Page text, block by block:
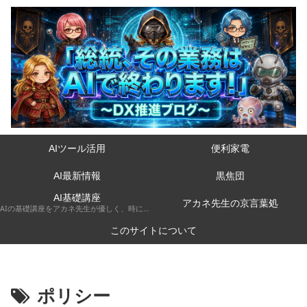
AIツール活用 便利家電
AI最新情報
黒焦団
AI基礎講座
アカネ先生の京言葉処
このサイトについて
ポリシー